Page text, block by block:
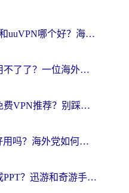
MalusVPN好用吗？和uuVPN哪个好？海外党无缝访问国内资源的真实对比与选择指南
归雁加速器为什么用不了了？一位海外游子的真实困惑与技术解答
海外党必看：回国免费VPN推荐？别踩坑！教你选对加速器无缝刷国内资源
ChickCN和GoLink好用吗？海外党如何选对回国加速器
海外玩国内手游卡成PPT？迅游和奇游手游哪个好？一篇讲透回国加速器怎么选